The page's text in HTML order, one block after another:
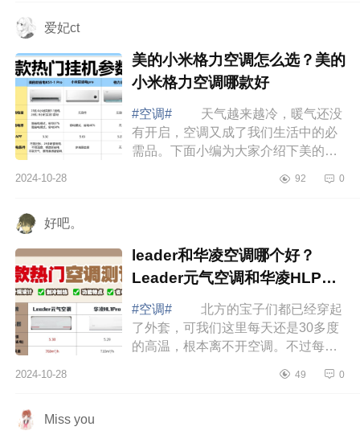
爱妃ct
美的小米格力空调怎么选？美的
小米格力空调哪款好
#空调#
天气越来越冷，暖气还没
有开启，空调又成了我们生活中的必
需品。下面小编为大家介绍下美的小
调哪款好 美的小米格力空调怎么
2024-10-28 92 0
好吧。
leader和华凌空调哪个好？
Leader元气空调和华凌HLP空
调哪款值得入手
#空调#
北方的宝子们都已经穿起
了外套，可我们这里每天还是30多度
的高温，根本离不开空调。不过每天
难受的，下面小编为大家介绍下
2024-10-28 49 0
Miss you